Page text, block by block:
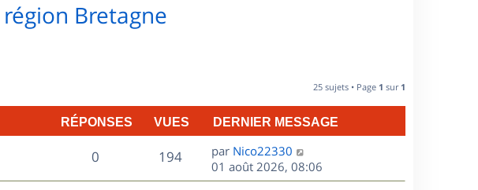
Bretagne
25 sujets • Page 1 sur 1
RÉPONSES VUES DERNIER MESSAGE
0R
é
194V
u
D
e
r
par Nico22330
01 août 2026, 08:06